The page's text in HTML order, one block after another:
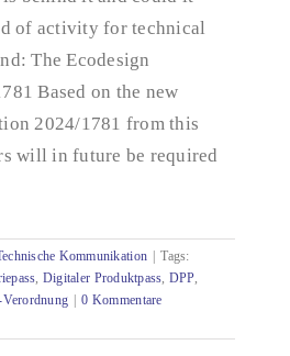
of activity for technical
The Ecodesign
Based on the new
2024/1781 from this
will in future be required
Kommunikation
Tags:
, Digitaler Produktpass, DPP,
0 Kommentare